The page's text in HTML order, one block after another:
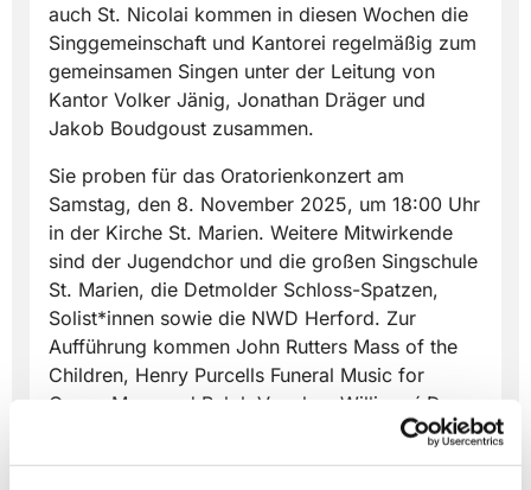
auch St. Nicolai kommen in diesen Wochen die
Singgemeinschaft und Kantorei regelmäßig zum
gemeinsamen Singen unter der Leitung von
Kantor Volker Jänig, Jonathan Dräger und
Jakob Boudgoust zusammen.
Sie proben für das Oratorienkonzert am
Samstag, den 8. November 2025, um 18:00 Uhr
in der Kirche St. Marien. Weitere Mitwirkende
sind der Jugendchor und die großen Singschule
St. Marien, die Detmolder Schloss-Spatzen,
Solist*innen sowie die NWD Herford. Zur
Aufführung kommen John Rutters Mass of the
Children, Henry Purcells Funeral Music for
Queen Mary und Ralph Vaughan Williams´ Dona